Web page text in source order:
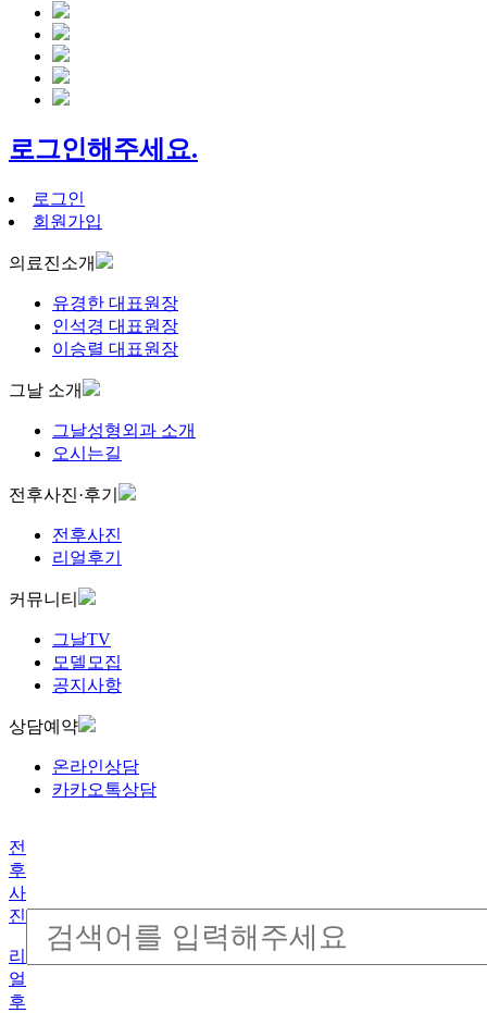
로그인해주세요.
로그인
회원가입
의료진소개
유경한 대표원장
인석경 대표원장
이승렬 대표원장
그날 소개
그날성형외과 소개
오시는길
전후사진·후기
전후사진
리얼후기
커뮤니티
그날TV
모델모집
공지사항
상담예약
온라인상담
카카오톡상담
전
후
사
진
리
얼
후